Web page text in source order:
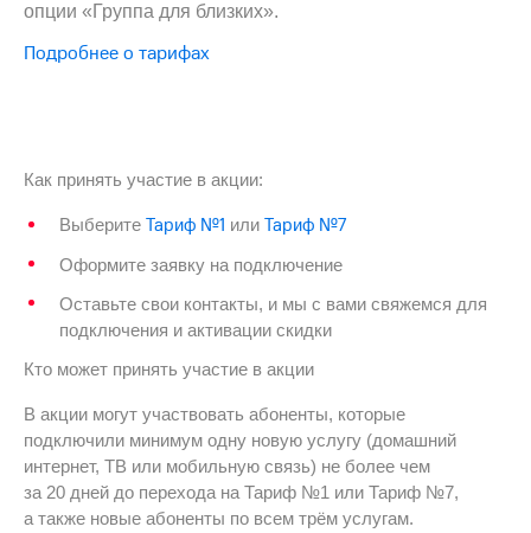
Заменить
SIM-
карту
Выберите
ТВ
тарифом
Тарифы
ТВ и телефон
для дома
Услуги
ТВ
Личный
кабинет
спутникового
ТВ
приложение
Мой
Акции
Видеонаблюдение
для дома
290 ₽/
опции «Группа для близких».
Подробнее о тарифах
Как принять участие в акции:
Выберите Тариф №1 или Тариф №7
Оформите заявку на подключение
Оставьте свои контакты, и мы с вами свяжемся для
подключения и активации скидки
Кто может принять участие в акции
В акции могут участвовать абоненты, которые
подключили минимум одну новую услугу (домашний
интернет, ТВ или мобильную связь) не более чем
за 20 дней до перехода на Тариф №1 или Тариф №7,
а также новые абоненты по всем трём услугам.